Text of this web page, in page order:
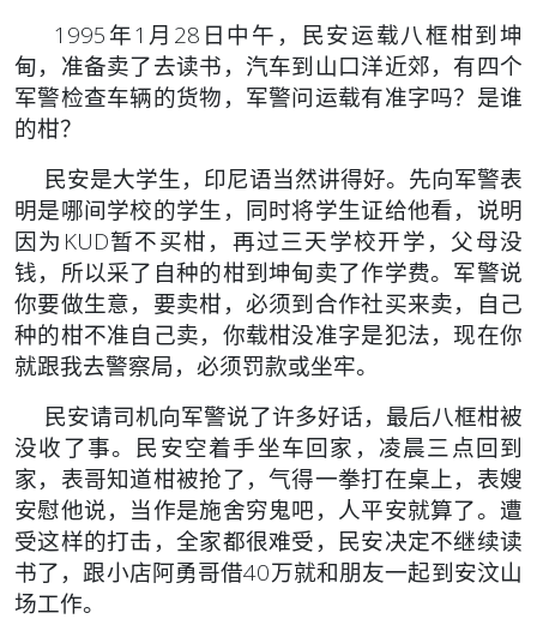
1995年1月28日中午，民安运载八框柑到坤
甸，准备卖了去读书，汽车到山口洋近郊，有四个
军警检查车辆的货物，军警问运载有准字吗？是谁
的柑？
民安是大学生，印尼语当然讲得好。先向军警表
明是哪间学校的学生，同时将学生证给他看，说明
因为KUD暂不买柑，再过三天学校开学，父母没
钱，所以采了自种的柑到坤甸卖了作学费。军警说
你要做生意，要卖柑，必须到合作社买来卖，自己
种的柑不准自己卖，你载柑没准字是犯法，现在你
就跟我去警察局，必须罚款或坐牢。
民安请司机向军警说了许多好话，最后八框柑被
没收了事。民安空着手坐车回家，凌晨三点回到
家，表哥知道柑被抢了，气得一拳打在桌上，表嫂
安慰他说，当作是施舍穷鬼吧，人平安就算了。遭
受这样的打击，全家都很难受，民安决定不继续读
书了，跟小店阿勇哥借40万就和朋友一起到安汶山
场工作。